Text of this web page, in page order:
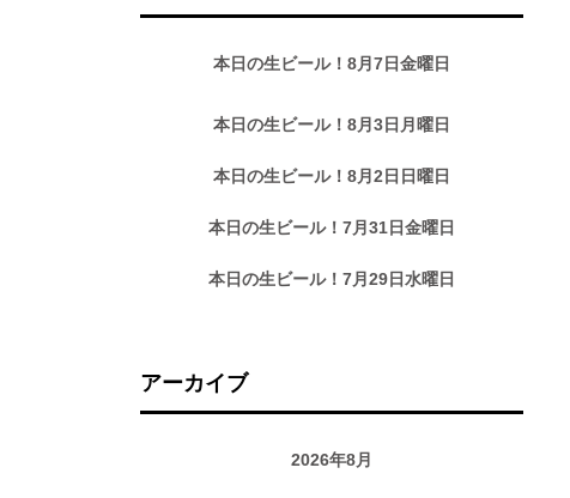
本日の生ビール！8月7日金曜日
本日の生ビール！8月3日月曜日
本日の生ビール！8月2日日曜日
本日の生ビール！7月31日金曜日
本日の生ビール！7月29日水曜日
アーカイブ
2026年8月